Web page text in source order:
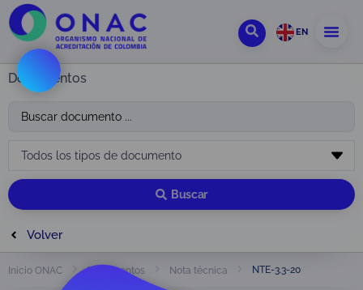
EN
Documentos
Buscar
Volver
Inicio ONAC Documentos Nota técnica NTE-3.3-20